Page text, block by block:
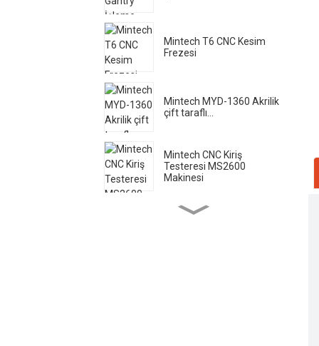
Mintech T6 CNC Kesim
Frezesi
Mintech MYD-1360 Akrilik
çift taraflı...
Mintech CNC Kiriş
Testeresi MS2600
Makinesi